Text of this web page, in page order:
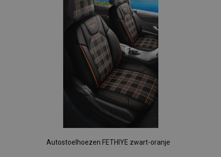
verlanglijst
Autostoelhoezen FETHIYE zwart-oranje